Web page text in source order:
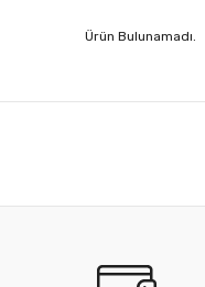
Ürün Bulunamadı.